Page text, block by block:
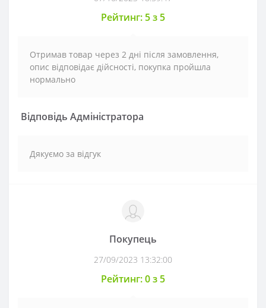
Рейтинг: 5 з 5
Отримав товар через 2 дні після замовлення,
опис відповідає дійсності, покупка пройшла
нормально
Відповідь Адміністратора
Дякуємо за відгук
Покупець
27/09/2023 13:32:00
Рейтинг: 0 з 5